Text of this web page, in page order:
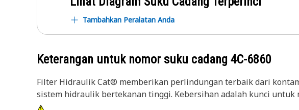
Tambahkan Peralatan Anda
Keterangan untuk nomor suku cadang 4C-6860
Filter Hidraulik Cat® memberikan perlindungan terbaik dari
sistem hidraulik bertekanan tinggi. Kebersihan adalah kunci